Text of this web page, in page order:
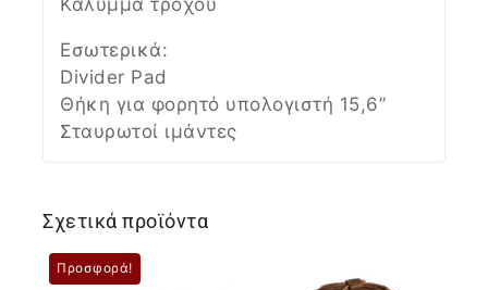
Κάλυμμα τροχού
Εσωτερικά:
Divider Pad
Θήκη για φορητό υπολογιστή 15,6”
Σταυρωτοί ιμάντες
Σχετικά προϊόντα
Προσφορά!